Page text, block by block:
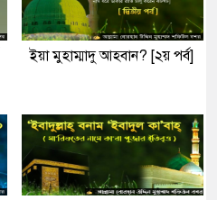
ইয়া মুহাম্মাদু আহবান? [২য় পর্ব]